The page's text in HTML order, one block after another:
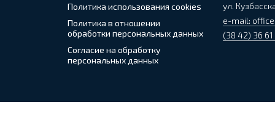
Политика использования cookies
Политика в отношении
обработки персональных данных
Согласие на обработку
персональных данных
ул.
e-mail:
(38 42) 36